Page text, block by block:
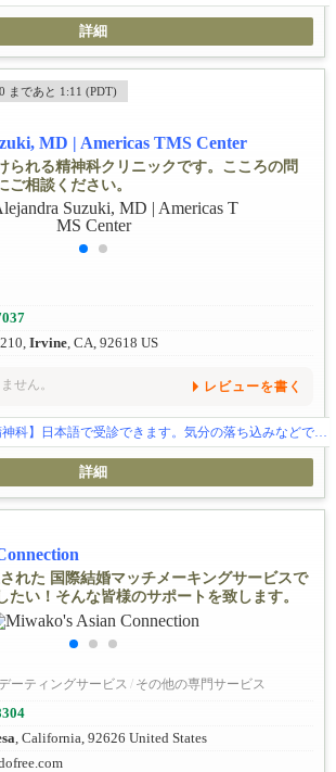
詳細
まであと 1:11 (PDT)
MD | Americas TMS Center
られる精神科クリニックです。こころの問
ご相談ください。
Irvine, CA, 92618 US
せん。 レビューを書く
科】日本語で受診できます。気分の落ち込みなどでお困りの方、ご相談ください🕊️
詳細
れた 国際結婚マッチメーキングサービスで
たい！そんな皆様のサポートを致します。
デーティングサービス / その他の専門サービス
, California, 92626 United States